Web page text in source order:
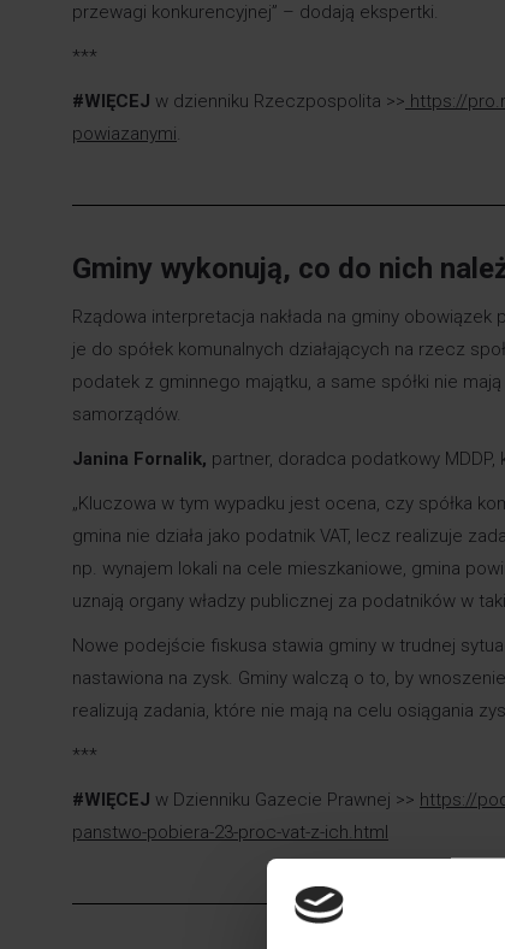
przewagi konkurencyjnej” – dodają ekspertki.
***
#WIĘCEJ w dzienniku Rzeczpospolita >> https://
powiazanymi.
Gminy wykonują, co do nich
Rządowa interpretacja nakłada na gminy
je do spółek komunalnych działających na rzecz
podatek z gminnego majątku, a same spółki nie
samorządów.
Janina Fornalik, partner, doradca podatkowy MDDP,
„Kluczowa w tym wypadku jest ocena, czy spółka
gmina nie działa jako podatnik VAT, lecz realizuje
np. wynajem lokali na cele mieszkaniowe, gmina
uznają organy władzy publicznej za podatników w
Nowe podejście fiskusa stawia gminy w trudnej
nastawiona na zysk. Gminy walczą o to, by
realizują zadania, które nie mają na celu osiągania
***
#WIĘCEJ w Dzienniku Gazecie Prawnej >> https://
panstwo-pobiera-23-proc-vat-z-ich.html